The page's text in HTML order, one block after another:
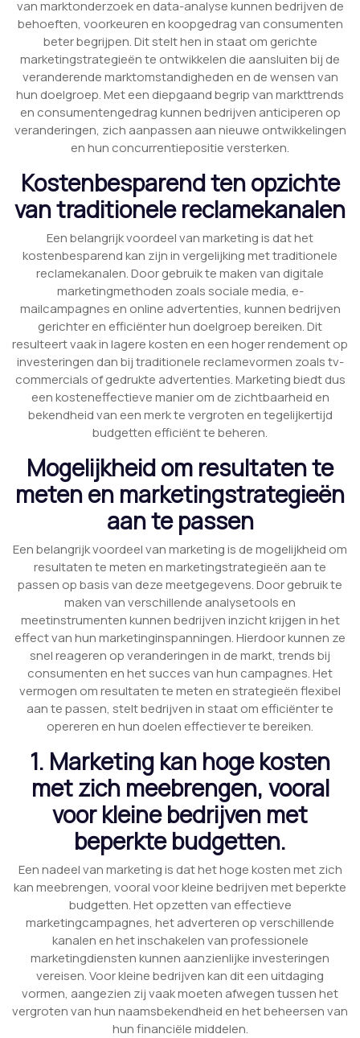
van marktonderzoek en data-analyse kunnen bedrijven de
behoeften, voorkeuren en koopgedrag van consumenten
beter begrijpen. Dit stelt hen in staat om gerichte
marketingstrategieën te ontwikkelen die aansluiten bij de
veranderende marktomstandigheden en de wensen van
hun doelgroep. Met een diepgaand begrip van markttrends
en consumentengedrag kunnen bedrijven anticiperen op
veranderingen, zich aanpassen aan nieuwe ontwikkelingen
en hun concurrentiepositie versterken.
Kostenbesparend ten opzichte
van traditionele reclamekanalen
Een belangrijk voordeel van marketing is dat het
kostenbesparend kan zijn in vergelijking met traditionele
reclamekanalen. Door gebruik te maken van digitale
marketingmethoden zoals sociale media, e-
mailcampagnes en online advertenties, kunnen bedrijven
gerichter en efficiënter hun doelgroep bereiken. Dit
resulteert vaak in lagere kosten en een hoger rendement op
investeringen dan bij traditionele reclamevormen zoals tv-
commercials of gedrukte advertenties. Marketing biedt dus
een kosteneffectieve manier om de zichtbaarheid en
bekendheid van een merk te vergroten en tegelijkertijd
budgetten efficiënt te beheren.
Mogelijkheid om resultaten te
meten en marketingstrategieën
aan te passen
Een belangrijk voordeel van marketing is de mogelijkheid om
resultaten te meten en marketingstrategieën aan te
passen op basis van deze meetgegevens. Door gebruik te
maken van verschillende analysetools en
meetinstrumenten kunnen bedrijven inzicht krijgen in het
effect van hun marketinginspanningen. Hierdoor kunnen ze
snel reageren op veranderingen in de markt, trends bij
consumenten en het succes van hun campagnes. Het
vermogen om resultaten te meten en strategieën flexibel
aan te passen, stelt bedrijven in staat om efficiënter te
opereren en hun doelen effectiever te bereiken.
1. Marketing kan hoge kosten
met zich meebrengen, vooral
voor kleine bedrijven met
beperkte budgetten.
Een nadeel van marketing is dat het hoge kosten met zich
kan meebrengen, vooral voor kleine bedrijven met beperkte
budgetten. Het opzetten van effectieve
marketingcampagnes, het adverteren op verschillende
kanalen en het inschakelen van professionele
marketingdiensten kunnen aanzienlijke investeringen
vereisen. Voor kleine bedrijven kan dit een uitdaging
vormen, aangezien zij vaak moeten afwegen tussen het
vergroten van hun naamsbekendheid en het beheersen van
hun financiële middelen.